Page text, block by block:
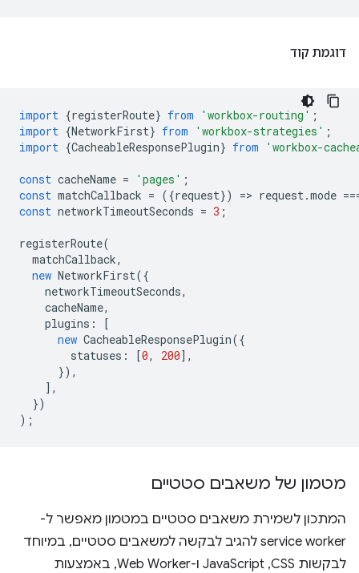
דוגמת קוד
import {registerRoute} from 'workbox-routing' ;
import {NetworkFirst} from 'workbox-strategies' ;
import {CacheableResponsePlugin} from 'workbox-
const cacheName = 'pages' ;
const matchCallback = ({request}) => request.mode
const networkTimeoutSeconds = 3 ;
registerRoute(
matchCallback,
new NetworkFirst({
networkTimeoutSeconds,
cacheName,
plugins :
[
new CacheableResponsePlugin({
statuses : [0, 200],
}),
],
})
);
מטמון של משאבים סטטיים
המתכון לשמירת משאבים סטטיים במטמון מאפשר ל-
service worker להגיב לבקשה למשאבים סטטיים, במיוחד
לבקשות CSS,‏ JavaScript ו-Web Worker, באמצעות